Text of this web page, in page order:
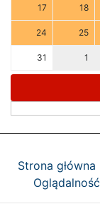
17 18
24 25
31 1
Strona główna
Oglądalność